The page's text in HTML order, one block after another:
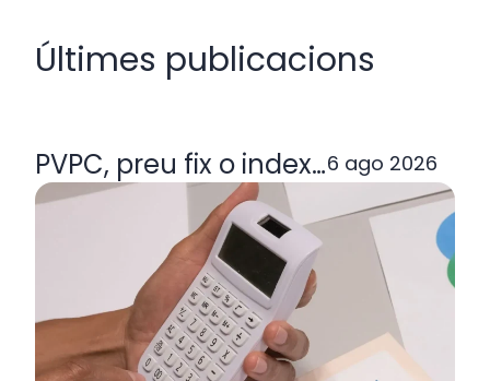
Últimes publicacions
PVPC, preu fix o indexada: quina
6 ago 2026